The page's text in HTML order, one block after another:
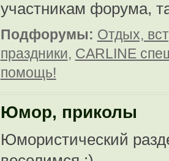
участникам форума,
Подфорумы: Отдых,
праздники, CARLINE
помощь!
Юмор, приколы
Юмористический